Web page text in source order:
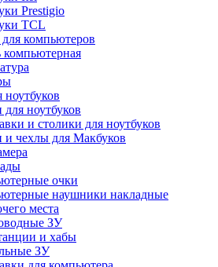
Prestigio
TCL
компьютеров
ноутбуков
ноутбуков
и столики для ноутбуков
чехлы для Макбуков
очки
наушники накладные
места
ЗУ
и хабы
ЗУ